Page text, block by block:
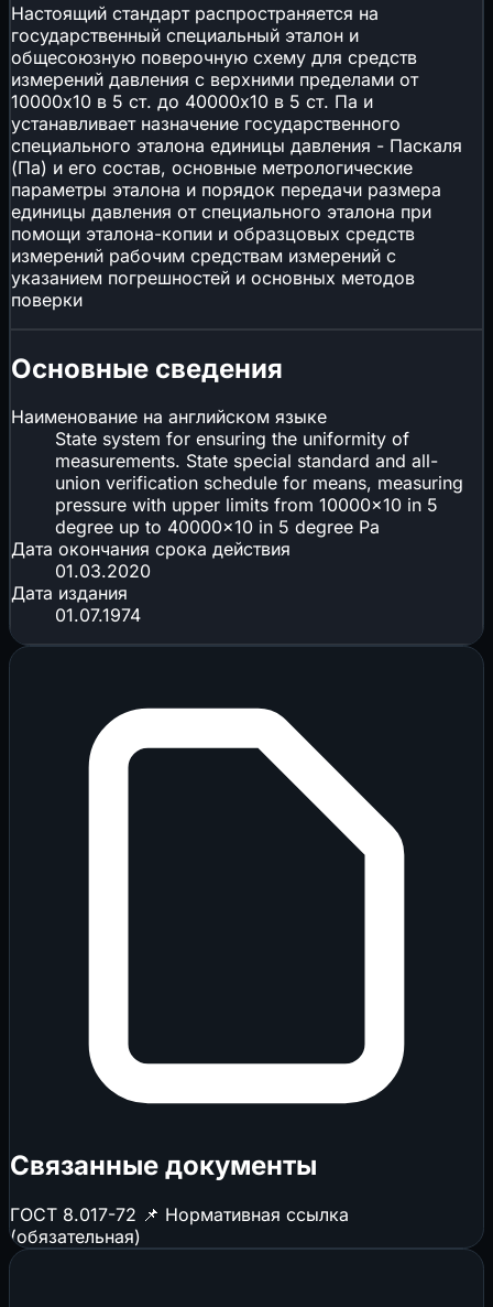
Настоящий стандарт распространяется на
государственный специальный эталон и
общесоюзную поверочную схему для средств
измерений давления с верхними пределами от
10000х10 в 5 ст. до 40000х10 в 5 ст. Па и
устанавливает назначение государственного
специального эталона единицы давления - Паскаля
(Па) и его состав, основные метрологические
параметры эталона и порядок передачи размера
единицы давления от специального эталона при
помощи эталона-копии и образцовых средств
измерений рабочим средствам измерений с
указанием погрешностей и основных методов
поверки
Основные сведения
Наименование на английском языке
State system for ensuring the uniformity of
measurements. State special standard and all-
union verification schedule for means, measuring
pressure with upper limits from 10000x10 in 5
degree up to 40000x10 in 5 degree Pa
Дата окончания срока действия
01.03.2020
Дата издания
01.07.1974
Связанные документы
ГОСТ 8.017-72 📌 Нормативная ссылка
(обязательная)